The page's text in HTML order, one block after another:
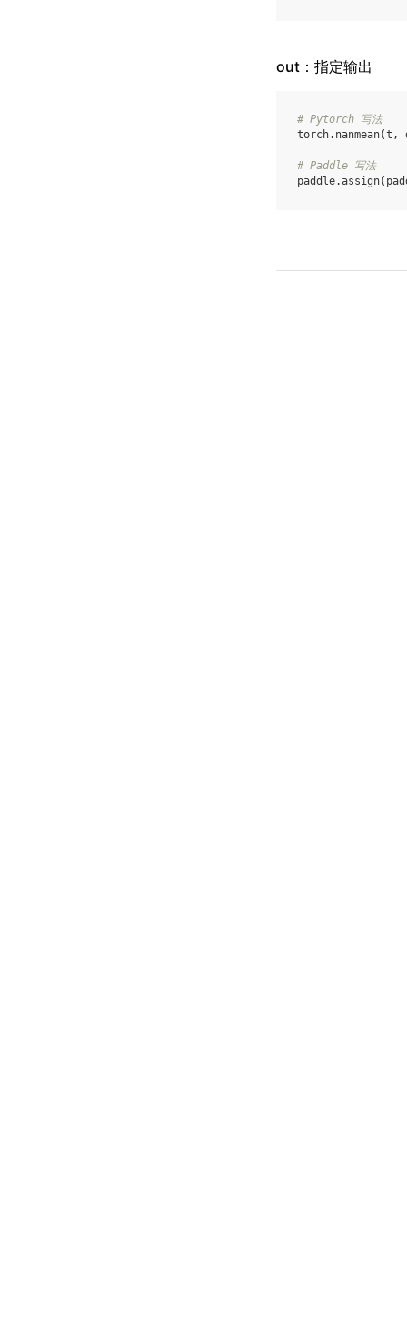
out：指定输出
# Pytorch 写法
torch.nanmean(t,
# Paddle 写法